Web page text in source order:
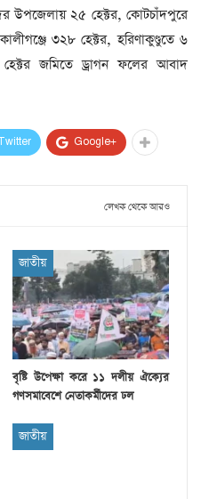
উপজেলায় ২৫ হেক্টর, কোটচাঁদপুরে
৩২৮ হেক্টর, হরিণাকুণ্ডুতে ৬
জমিতে ড্রাগন ফলের আবাদ
Twitter Google+
লেখক থেকে আরও
জাতীয়
বৃষ্টি উপেক্ষা করে ১১ দলীয় ঐক্যের
গণসমাবেশে নেতাকর্মীদের ঢল
জাতীয়